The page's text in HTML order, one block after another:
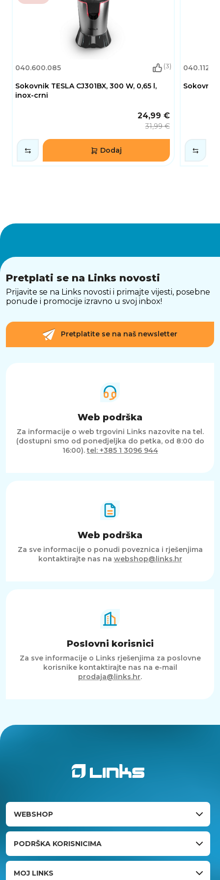
040.600.085 (3)
Sokovnik TESLA CJ301BX, 300 W, 0,65 l,
inox-crni
24,99 €
31,99 €
Dodaj
Sokovnik
Pretplati se na Links novosti
Prijavite se na Links novosti i primajte vijesti, posebne
ponude i promocije izravno u svoj inbox!
Pretplatite se na naš newsletter
Web podrška
Za informacije o web trgovini Links nazovite na tel.
(dostupni smo od ponedjeljka do petka, od 8:00 do
16:00).tel: +385 1 3096 944
Web podrška
Za sve informacije o ponudi poveznica i rješenjima
kontaktirajte nas na webshop@links.hr
Poslovni korisnici
Za sve informacije o Links rješenjima za poslovne
korisnike kontaktirajte nas na e-mail
prodaja@links.hr.
WEBSHOP
PODRŠKA KORISNICIMA
MOJ LINKS